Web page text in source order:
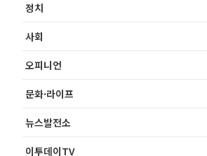
정치
사회
오피니언
문화·라이프
뉴스발전소
이투데이TV